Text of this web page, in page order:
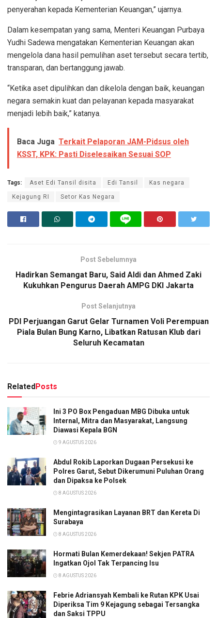
penyerahan kepada Kementerian Keuangan,” ujarnya.
Dalam kesempatan yang sama, Menteri Keuangan Purbaya
Yudhi Sadewa mengatakan Kementerian Keuangan akan
mengelola dana hasil pemulihan aset tersebut secara tertib,
transparan, dan bertanggung jawab.
“Ketika aset dipulihkan dan dikelola dengan baik, keuangan
negara semakin kuat dan pelayanan kepada masyarakat
menjadi lebih baik,” katanya.
Baca Juga Terkait Pelaporan JAM-Pidsus oleh
KSST, KPK: Pasti Diselesaikan Sesuai SOP
Tags: Aset Edi Tansil disita Edi Tansil Kas negara
Kejagung RI Setor Kas Negara
Post Sebelumnya
Hadirkan Semangat Baru, Said Aldi dan Ahmed Zaki
Kukuhkan Pengurus Daerah AMPG DKI Jakarta
Post Selanjutnya
PDI Perjuangan Garut Gelar Turnamen Voli Perempuan
Piala Bulan Bung Karno, Libatkan Ratusan Klub dari
Seluruh Kecamatan
RelatedPosts
Ini 3 PO Box Pengaduan MBG Dibuka untuk
Internal, Mitra dan Masyarakat, Langsung
Diawasi Kepala BGN
9 AGUSTUS 2026
Abdul Rokib Laporkan Dugaan Persekusi ke
Polres Garut, Sebut Dikerumuni Puluhan Orang
dan Dipaksa ke Polsek
8 AGUSTUS 2026
Mengintagrasikan Layanan BRT dan Kereta Di
Surabaya
8 AGUSTUS 2026
Hormati Bulan Kemerdekaan! Sekjen PATRA
Ingatkan Ojol Tak Terpancing Isu
8 AGUSTUS 2026
Febrie Adriansyah Kembali ke Rutan KPK Usai
Diperiksa Tim 9 Kejagung sebagai Tersangka
dan Saksi TPPU